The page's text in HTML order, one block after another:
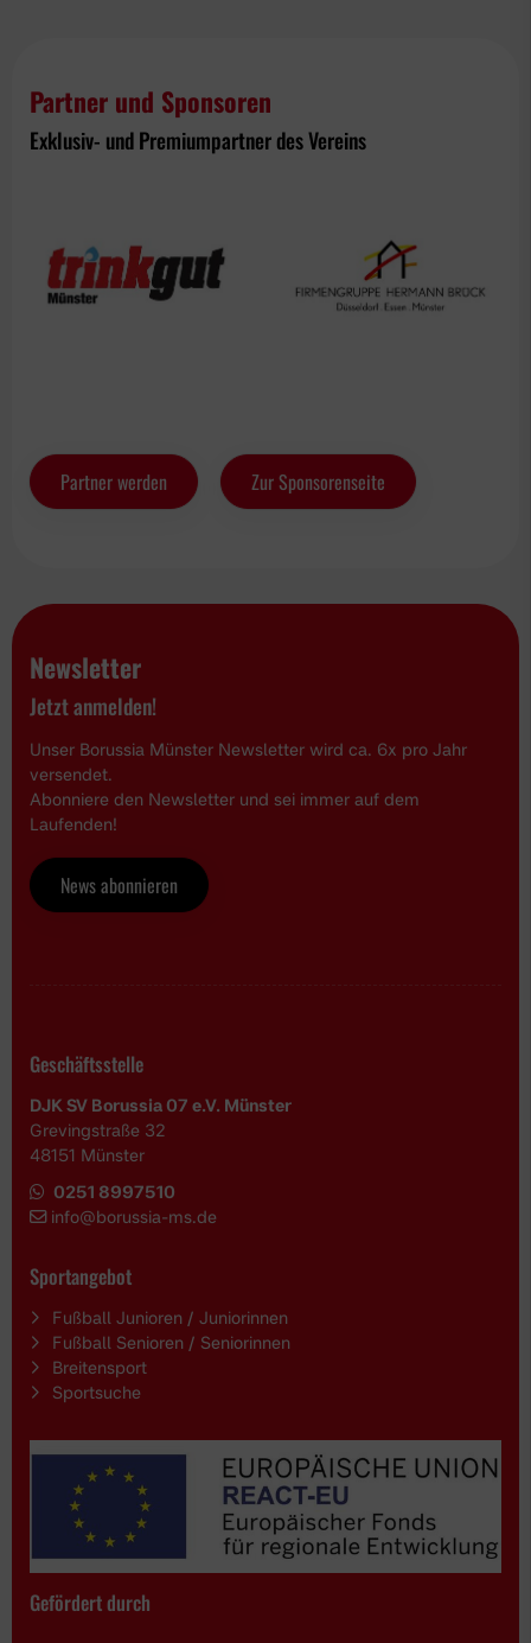
Partner und Sponsoren
Exklusiv- und Premiumpartner des Vereins
Partner werden Zur Sponsorenseite
Newsletter
Jetzt anmelden!
Unser Borussia Münster Newsletter wird ca. 6x pro Jahr
versendet.
Abonniere den Newsletter und sei immer auf dem
Laufenden!
News abonnieren
Geschäftsstelle
DJK SV Borussia 07 e.V. Münster
Grevingstraße 32
48151 Münster
0251 8997510
info@borussia-ms.de
Sportangebot
Fußball Junioren / Juniorinnen
Fußball Senioren / Seniorinnen
Breitensport
Sportsuche
Gefördert durch